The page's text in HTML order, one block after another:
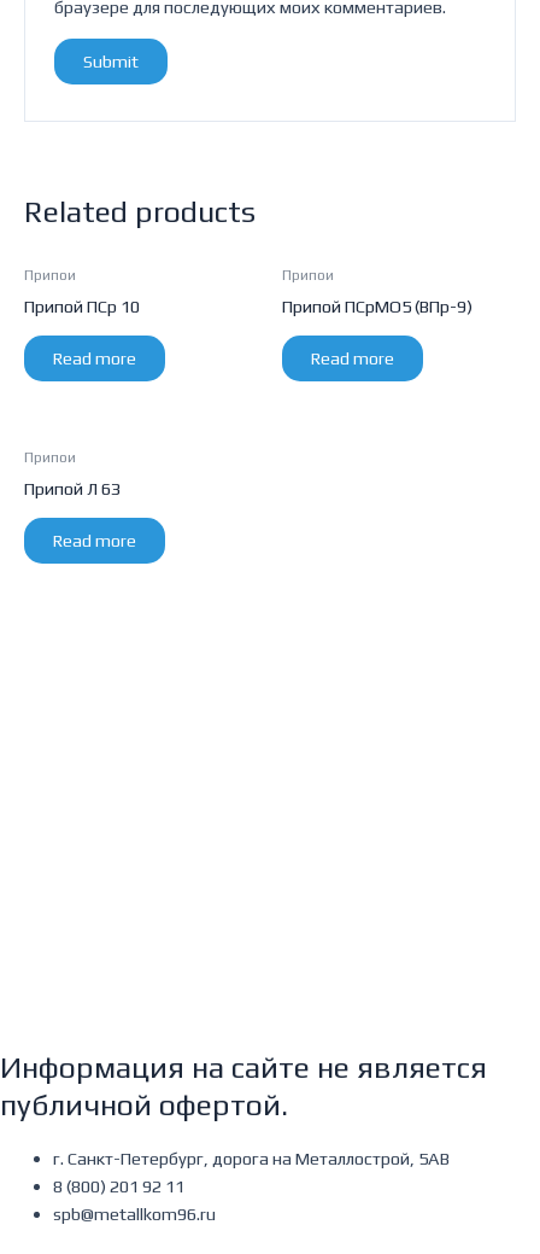
браузере для последующих моих комментариев.
Related products
Припои
Припой ПСр 10
Read more
Припои
Припой ПСрМО5 (ВПр-9)
Read more
Припои
Припой Л 63
Read more
Информация на сайте не является
публичной офертой.
г. Санкт-Петербург, дорога на Металлострой, 5АВ
8 (800) 201 92 11
spb@metallkom96.ru